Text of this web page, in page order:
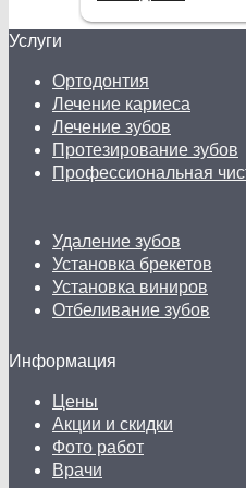
тому же цена
благодарность
специалисту!
Услуги
Ортодонтия
Лечение кариеса
Лечение зубов
Протезирование зубов
Профессиональная
Удаление зубов
Установка брекетов
Установка виниров
Отбеливание зубов
Информация
Цены
Акции и скидки
Фото работ
Врачи